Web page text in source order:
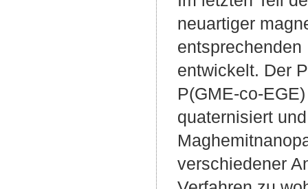
neuartiger
entwickelt. Der
P(GME-co-
quaternisiert
verschiedener